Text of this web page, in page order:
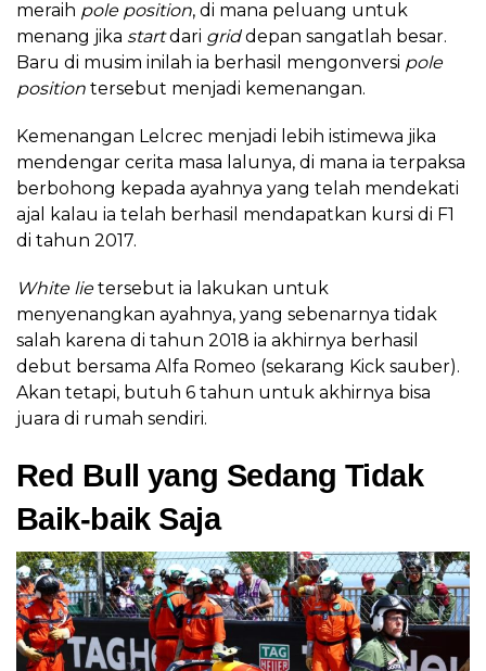
meraih pole position, di mana peluang untuk
menang jika startdari griddepan sangatlah besar.
Baru di musim inilah ia berhasil mengonversi pole
position tersebut menjadi kemenangan.
Kemenangan Lelcrec menjadi lebih istimewa jika
mendengar cerita masa lalunya, di mana ia terpaksa
berbohong kepada ayahnya yang telah mendekati
ajal kalau ia telah berhasil mendapatkan kursi di F1
di tahun 2017.
White lietersebut ia lakukan untuk
menyenangkan ayahnya, yang sebenarnya tidak
salah karena di tahun 2018 ia akhirnya berhasil
debut bersama Alfa Romeo (sekarang Kick sauber).
Akan tetapi, butuh 6 tahun untuk akhirnya bisa
juara di rumah sendiri.
Red Bull yang Sedang Tidak
Baik-baik Saja